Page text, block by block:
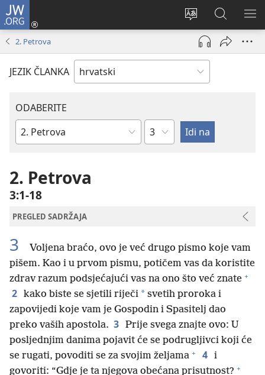
JW.ORG
Promijeni
jezik
Prijava
(otvara
prozor)
JW.ORG
|
Pretraga
2. Petrova
JEZIK ČLANKA
ODABERITE
Biblijska
Poglavlje
2. Petrova
3:1-18
PREGLED SADRŽAJA
3
Voljena braćo, ovo je već drugo pismo koje vam
pišem. Kao i u prvom pismu, potičem vas da koristite
zdrav razum podsjećajući vas na ono što već znate +
2 kako biste se sjetili riječi * svetih proroka i
zapovijedi koje vam je Gospodin i Spasitelj dao
preko vaših apostola. 3 Prije svega znajte ovo: U
posljednjim danima pojavit će se podrugljivci koji će
se rugati, povoditi se za svojim željama + 4 i
govoriti: “Gdje je ta njegova obećana prisutnost? +